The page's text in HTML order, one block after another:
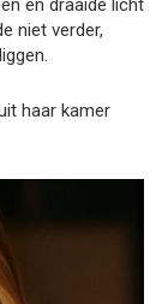
en draaide licht
niet verder,
haar kamer